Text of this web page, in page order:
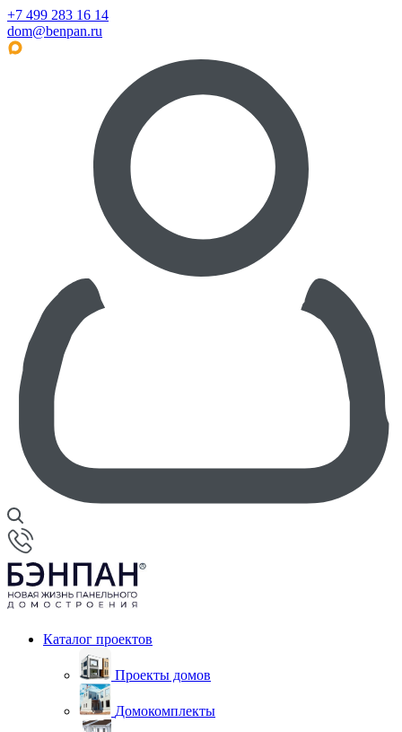
+7 499 283 16 14
dom@benpan.ru
Каталог проектов
Проекты домов
Домокомплекты